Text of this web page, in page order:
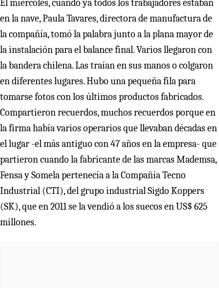
El miércoles, cuando ya todos los trabajadores estaban
en la nave, Paula Tavares, directora de manufactura de
la compañía, tomó la palabra junto a la plana mayor de
la instalación para el balance final. Varios llegaron con
la bandera chilena. Las traían en sus manos o colgaron
en diferentes lugares. Hubo una pequeña fila para
tomarse fotos con los últimos productos fabricados.
Compartieron recuerdos, muchos recuerdos porque en
la firma había varios operarios que llevaban décadas en
el lugar -el más antiguo con 47 años en la empresa- que
partieron cuando la fabricante de las marcas Mademsa,
Fensa y Somela pertenecía a la Compañía Tecno
Industrial (CTI), del grupo industrial Sigdo Koppers
(SK), que en 2011 se la vendió a los suecos en US$ 625
millones.